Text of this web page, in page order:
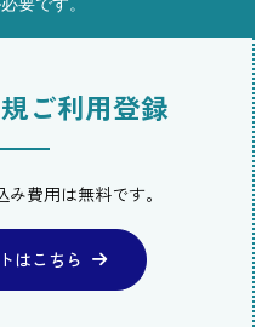
ご利用登録
費用は無料です。
はこちら